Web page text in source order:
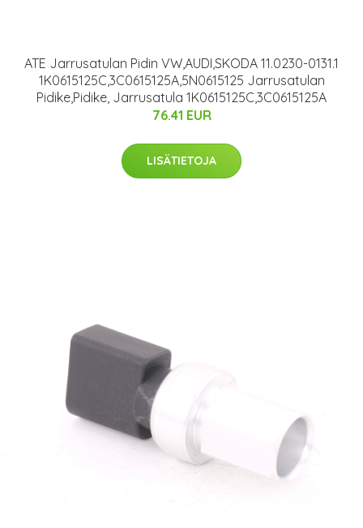
ATE Jarrusatulan Pidin VW,AUDI,SKODA 11.0230-0131.1
1K0615125C,3C0615125A,5N0615125 Jarrusatulan
Pidike,Pidike, Jarrusatula 1K0615125C,3C0615125A
76.41 EUR
LISÄTIETOJA